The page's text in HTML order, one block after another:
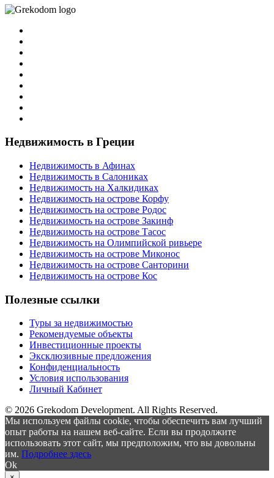
Недвижимость в Греции
Недвижимость в Афинах
Недвижимость в Салониках
Недвижимость на Халкидиках
Недвижимость на острове Корфу
Недвижимость на острове Родос
Недвижимость на острове Закинф
Недвижимость на острове Тасос
Недвижимость на Олимпийской ривьере
Недвижимость на острове Миконос
Недвижимость на острове Санторини
Недвижимость на острове Кос
Полезные ссылки
Туры за недвижимостью
Рекомендуемые объекты
Инвестиционные проекты
Эксклюзивные предложения
Конфиденциальность
Условия использования
Личный Кабинет
© 2026 Grekodom Development. All Rights Reserved.
Мы используем файлы cookie, чтобы обеспечить вам лучший
опыт работы на нашем веб-сайте. Если вы продолжите
использовать этот сайт, мы предположим, что вы довольны
им. Подробнее здесь
Ok